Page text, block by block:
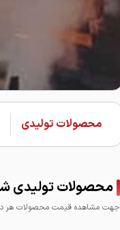
محصولات تولیدی
محصولات تولیدی
جهت مشاهده قیمت محصولات هر